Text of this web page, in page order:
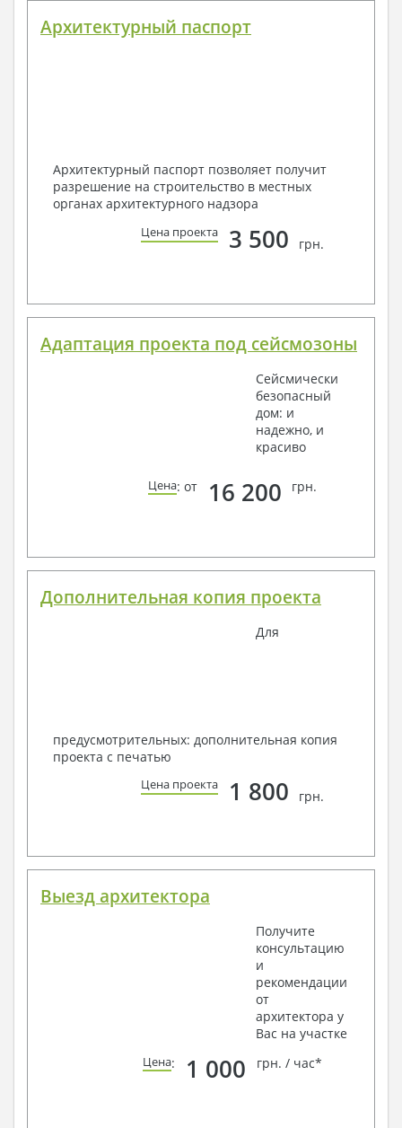
Архитектурный паспорт
Архитектурный паспорт позволяет получит
разрешение на строительство в местных
органах архитектурного надзора
Цена проекта 3 500 грн.
Адаптация проекта под сейсмозоны
Сейсмически
безопасный
дом: и
надежно, и
красиво
Цена: от 16 200 грн.
Дополнительная копия проекта
Для
предусмотрительных: дополнительная копия
проекта с печатью
Цена проекта 1 800 грн.
Выезд архитектора
Получите
консультацию
и
рекомендации
от
архитектора у
Вас на участке
Цена: 1 000 грн. / час*